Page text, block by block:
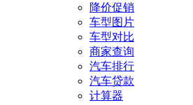
降价促销
车型图片
车型对比
商家查询
汽车排行
汽车贷款
计算器